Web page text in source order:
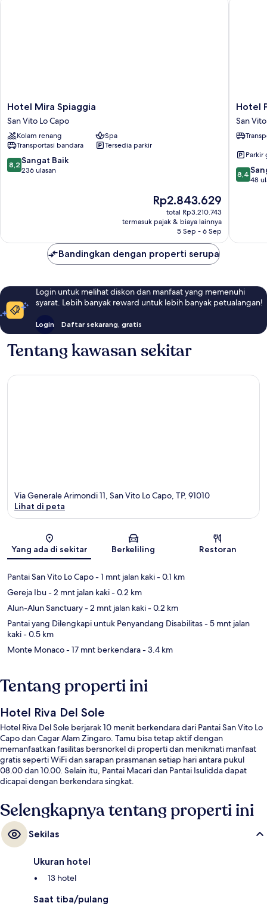
pemandangan
Hotel
Mira
Spiaggia
San
Vito
Lo
Capo
Hotel Mira Spiaggia
San Vito Lo Capo
Kolam renang
Spa
Transportasi bandara
Tersedia parkir
8.2
dari
8,2 Sangat Baik
236 ulasan
Harga
sekarang
Rp2.843.629
Rp2.843.629
total Rp3.210.743
termasuk pajak & biaya lainnya
5 Sep - 6 Sep
Hotel
San
Vito
Capo
Hotel
San
Parkir
8.4
dari
8,4
48
Bandingkan dengan properti serupa
Login untuk melihat diskon dan manfaat yang memenuhi
syarat. Lebih banyak reward untuk lebih banyak petualangan!
Login Daftar sekarang, gratis
Tentang kawasan sekitar
Peta
Via Generale Arimondi 11, San Vito Lo Capo, TP, 91010
Lihat di peta
Yang ada di sekitar Berkeliling Restoran
Pantai San Vito Lo Capo- 1 mnt jalan kaki- 0.1 km
Gereja Ibu- 2 mnt jalan kaki- 0.2 km
Alun-Alun Sanctuary- 2 mnt jalan kaki- 0.2 km
Pantai yang Dilengkapi untuk Penyandang Disabilitas- 5 mnt jalan
kaki- 0.5 km
Monte Monaco- 17 mnt berkendara- 3.4 km
Tentang properti ini
Hotel Riva Del Sole
Hotel Riva Del Sole berjarak 10 menit berkendara dari Pantai San Vito Lo
Capo dan Cagar Alam Zingaro. Tamu bisa tetap aktif dengan
memanfaatkan fasilitas bersnorkel di properti dan menikmati manfaat
gratis seperti WiFi dan sarapan prasmanan setiap hari antara pukul
08.00 dan 10.00. Selain itu, Pantai Macari dan Pantai Isulidda dapat
dicapai dengan berkendara singkat.
Selengkapnya tentang properti ini
Sekilas
Ukuran hotel
13 hotel
Saat tiba/pulang